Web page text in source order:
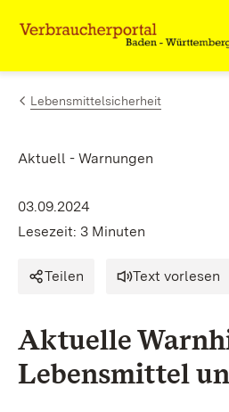
Zum Inhalt springen
Link zur Startseite
Lebensmittelsicherheit
Aktuell - Warnungen
03.09.2024
Lesezeit: 3 Minuten
Teilen Text vorlesen
Aktuelle
Lebensmittel